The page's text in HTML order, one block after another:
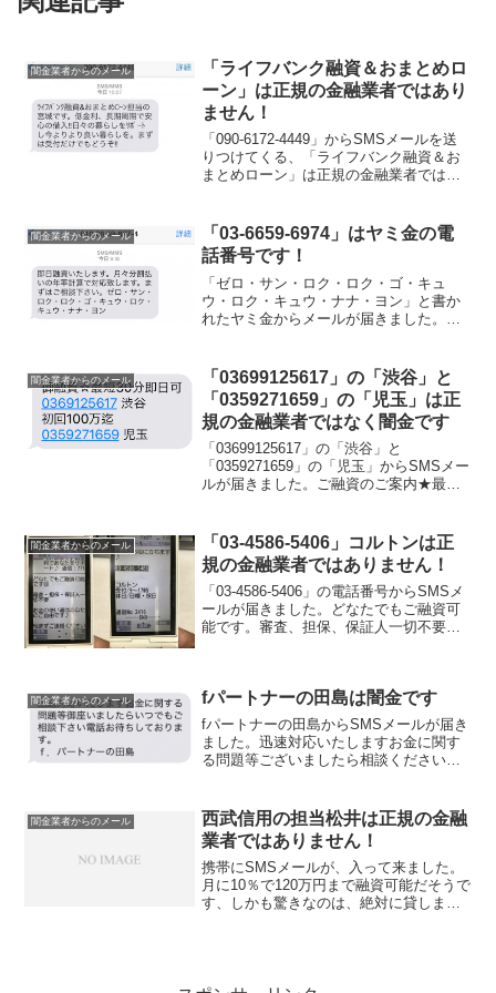
闇金業者からのメール
「ライフバンク融資＆おまとめロ
ーン」は正規の金融業者ではあり
ません！
「090-6172-4449」からSMSメールを送
りつけてくる、「ライフバンク融資＆お
まとめローン」は正規の金融業者ではあ
金なので関わりを持たないようにしまし
ょう。担当...
闇金業者からのメール
「03-6659-6974」はヤミ金の電
話番号です！
「ゼロ・サン・ロク・ロク・ゴ・キュ
ウ・ロク・キュウ・ナナ・ヨン」と書か
れたヤミ金からメールが届きました。カ
電話番号を記載して、SMSメールを送る
と、迷惑メー...
闇金業者からのメール
「03699125617」の「渋谷」と
「0359271659」の「児玉」は正
規の金融業者ではなく闇金です
「03699125617」の「渋谷」と
「0359271659」の「児玉」からSMSメー
ルが届きました。ご融資のご案内★最短
を持たないようにして下さい。闇金から
の勧誘電話...
闇金業者からのメール
「03-4586-5406」コルトンは正
規の金融業者ではありません！
「03-4586-5406」の電話番号からSMSメ
ールが届きました。どなたでもご融資可
能です。審査、担保、保証人一切不要。
に関わり...
闇金業者からのメール fパートナーの田島は闇金です
fパートナーの田島からSMSメールが届き
ました。迅速対応いたしますお金に関す
る問題等ございましたら相談ください電
いようにして下さい。闇金からの勧誘電
話なんで、かけ直したり...
闇金業者からのメール
西武信用の担当松井は正規の金融
業者ではありません！
携帯にSMSメールが、入って来ました。
月に10％で120万円まで融資可能だそうで
す、しかも驚きなのは、絶対に貸します